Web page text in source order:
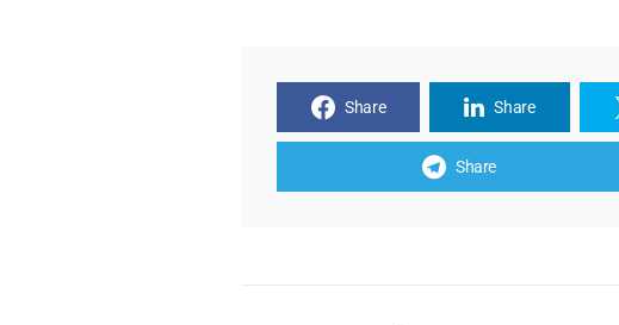
Share Share
Share